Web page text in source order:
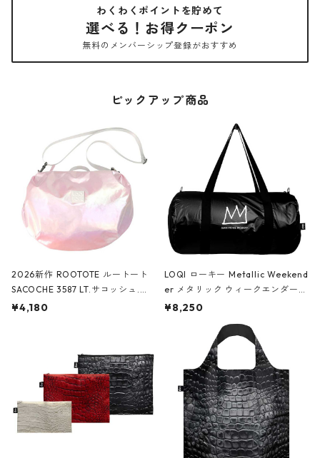
わくわくポイントを貯めて
選べる！お得クーポン
無料のメンバーシップ登録がおすすめ
ピックアップ商品
2026新作 ROOTOTE ルートート
SACOCHE 3587 LT.サコッシュ.ル
ミエ-B ショルダーバッグ グロスピ
¥4,180
LOQI ローキー Metallic Weekend
er メタリック ウィークエンダー
ボストンバッグ ショルダーバッグ
Black ジャン=ミッシェル・バスキ
ア/クラウン ブラック
¥8,250